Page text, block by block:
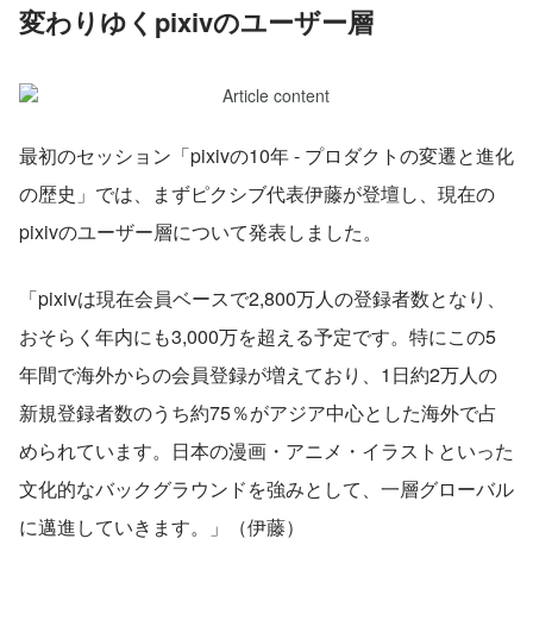
変わりゆくpixivのユーザー層
最初のセッション「pixivの10年 - プロダクトの変遷と進化
の歴史」では、まずピクシブ代表伊藤が登壇し、現在の
pixivのユーザー層について発表しました。
「pixivは現在会員ベースで2,800万人の登録者数となり、
おそらく年内にも3,000万を超える予定です。特にこの5
年間で海外からの会員登録が増えており、1日約2万人の
新規登録者数のうち約75％がアジア中心とした海外で占
められています。日本の漫画・アニメ・イラストといった
文化的なバックグラウンドを強みとして、一層グローバル
に邁進していきます。」（伊藤）